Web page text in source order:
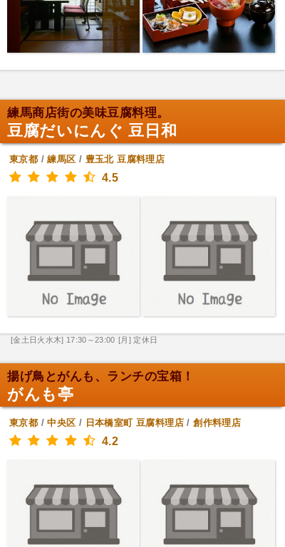
練馬商店街の美味豆腐料理。
豆腐だいにんぐ 豆日和
東京都 /練馬区 / 豊玉北 豆腐料理店
4.5
[金土日火水木] 17:30～23:00 [月] 定休日
揚げ鳥とがんも、ランチの宝箱！
がんも亭
東京都 /中央区 / 日本橋室町 豆腐料理店/創作料理店
4.2